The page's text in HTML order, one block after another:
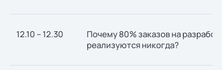
12.10 – 12.30
Почему 80% заказов на
реализуются никогда?